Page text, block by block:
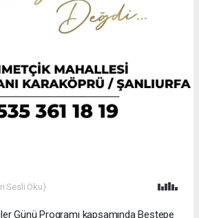
Sesli Oku)
Günü Programı kapsamında Beştepe